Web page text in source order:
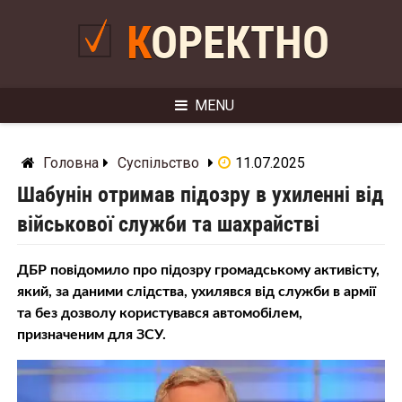
КОРЕКТНО
MENU
Головна Суспільство 11.07.2025
Шабунін отримав підозру в ухиленні від
військової служби та шахрайстві
ДБР повідомило про підозру громадському активісту,
який, за даними слідства, ухилявся від служби в армії
та без дозволу користувався автомобілем,
призначеним для ЗСУ.